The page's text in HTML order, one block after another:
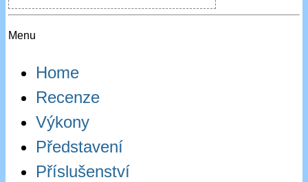
Menu
Home
Recenze
Výkony
Představení
Příslušenství